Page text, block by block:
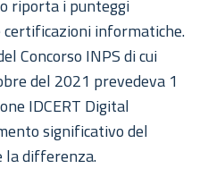
riporta i punteggi
informatiche.
Concorso INPS di cui
del 2021 prevedeva 1
IDCERT Digital
significativo del
la differenza.